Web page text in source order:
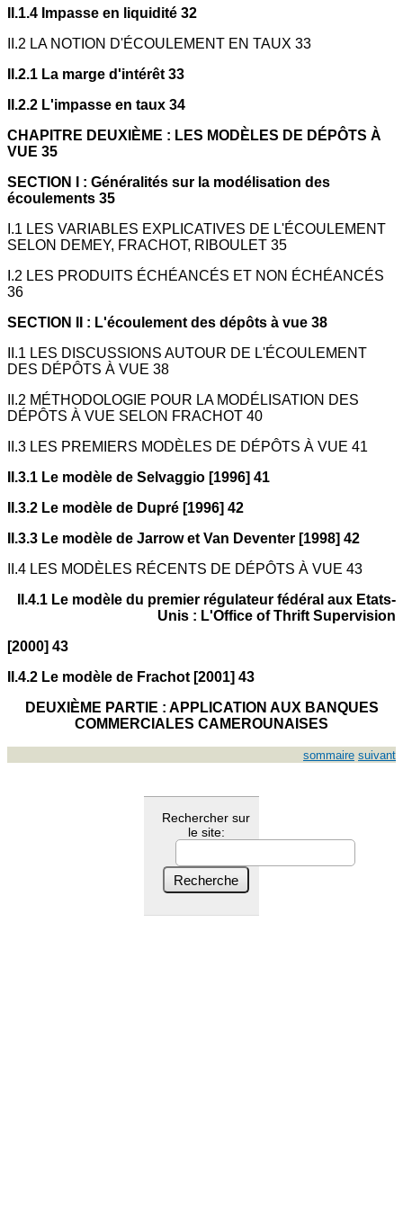
II.1.4 Impasse en liquidité 32
II.2 LA NOTION D'ÉCOULEMENT EN TAUX 33
II.2.1 La marge d'intérêt 33
II.2.2 L'impasse en taux 34
CHAPITRE DEUXIÈME : LES MODÈLES DE DÉPÔTS À
VUE 35
SECTION I : Généralités sur la modélisation des
écoulements 35
I.1 LES VARIABLES EXPLICATIVES DE L'ÉCOULEMENT
SELON DEMEY, FRACHOT, RIBOULET 35
I.2 LES PRODUITS ÉCHÉANCÉS ET NON ÉCHÉANCÉS
36
SECTION II : L'écoulement des dépôts à vue 38
II.1 LES DISCUSSIONS AUTOUR DE L'ÉCOULEMENT
DES DÉPÔTS À VUE 38
II.2 MÉTHODOLOGIE POUR LA MODÉLISATION DES
DÉPÔTS À VUE SELON FRACHOT 40
II.3 LES PREMIERS MODÈLES DE DÉPÔTS À VUE 41
II.3.1 Le modèle de Selvaggio [1996] 41
II.3.2 Le modèle de Dupré [1996] 42
II.3.3 Le modèle de Jarrow et Van Deventer [1998] 42
II.4 LES MODÈLES RÉCENTS DE DÉPÔTS À VUE 43
II.4.1 Le modèle du premier régulateur fédéral aux Etats-
Unis : L'Office of Thrift Supervision
[2000] 43
II.4.2 Le modèle de Frachot [2001] 43
DEUXIÈME PARTIE : APPLICATION AUX BANQUES
COMMERCIALES CAMEROUNAISES
sommaire suivant
Rechercher sur
le site: